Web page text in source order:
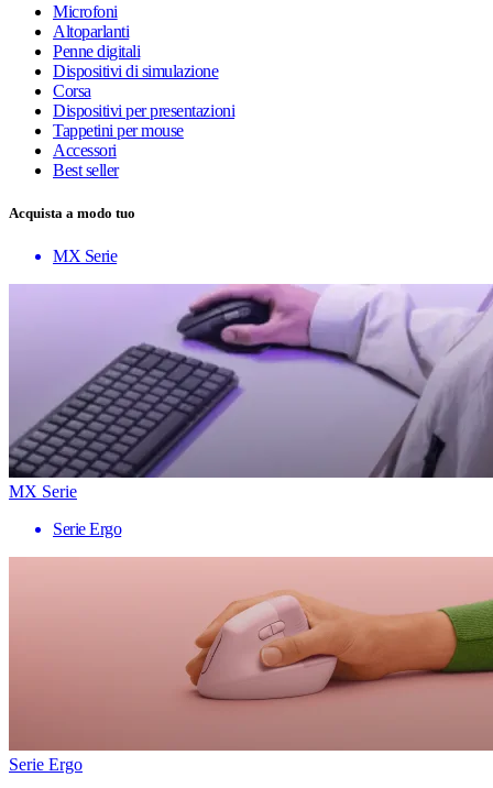
Microfoni
Altoparlanti
Penne digitali
Dispositivi di simulazione
Corsa
Dispositivi per presentazioni
Tappetini per mouse
Accessori
Best seller
Acquista a modo tuo
MX Serie
MX Serie
Serie Ergo
Serie Ergo